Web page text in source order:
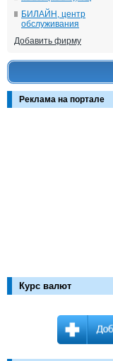
БИЛАЙН, центр
обслуживания
Добавить фирму
Реклама на портале
Курс валют